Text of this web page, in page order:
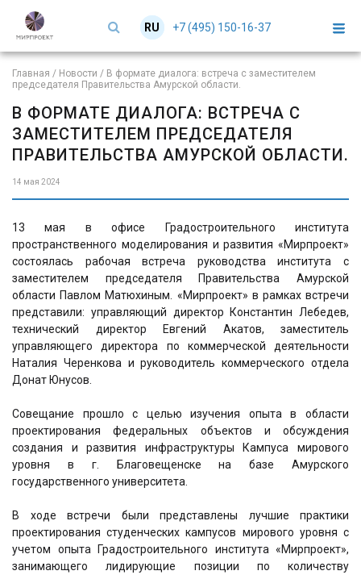
EN
RU +7 (495) 150-16-37
Главная / Новости / В формате диалога: встреча с заместителем
председателя Правительства Амурской области.
В ФОРМАТЕ ДИАЛОГА: ВСТРЕЧА С
ЗАМЕСТИТЕЛЕМ ПРЕДСЕДАТЕЛЯ
ПРАВИТЕЛЬСТВА АМУРСКОЙ ОБЛАСТИ.
14 мая 2024
13 мая в офисе Градостроительного института
пространственного моделирования и развития «Мирпроект»
состоялась рабочая встреча руководства института с
заместителем председателя Правительства Амурской
области Павлом Матюхиным. «Мирпроект» в рамках встречи
представили: управляющий директор Константин Лебедев,
технический директор Евгений Акатов, заместитель
управляющего директора по коммерческой деятельности
Наталия Черенкова и руководитель коммерческого отдела
Донат Юнусов.
Совещание прошло с целью изучения опыта в области
проектирования федеральных объектов и обсуждения
создания и развития инфраструктуры Кампуса мирового
уровня в г. Благовещенске на базе Амурского
государственного университета.
В ходе встречи были представлены лучшие практики
проектирования студенческих кампусов мирового уровня с
учетом опыта Градостроительного института «Мирпроект»,
занимающего лидирующие позиции по количеству